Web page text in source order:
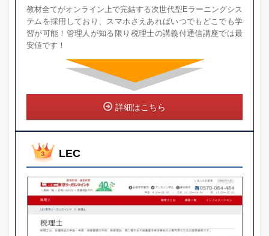
教材全てがオンライン上で完結する次世代型Eラーニングシス
テムを採用しており、スマホさえあればいつでもどこでも学
習が可能！管理人が知る限り税理士の講義付通信講座では最
安値です！
詳細はこちら
LEC